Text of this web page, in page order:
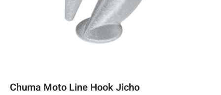
Chuma Moto Line Hook Jicho